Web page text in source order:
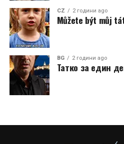
CZ 2 години ago
Můžete být můj
BG 2 години ago
Татко за един